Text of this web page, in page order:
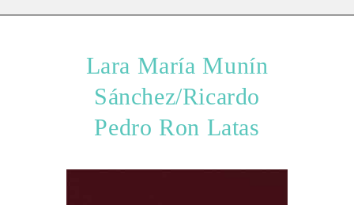
Lara María Munín
Sánchez/Ricardo
Pedro Ron Latas